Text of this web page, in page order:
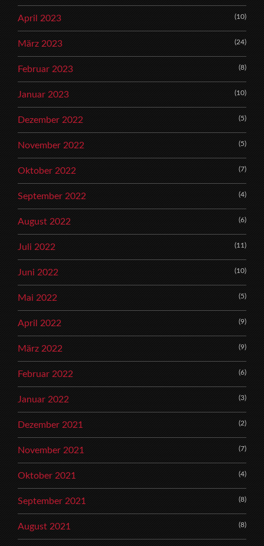
April 2023 (10)
März 2023 (24)
Februar 2023 (8)
Januar 2023 (10)
Dezember 2022 (5)
November 2022 (5)
Oktober 2022 (7)
September 2022 (4)
August 2022 (6)
Juli 2022 (11)
Juni 2022 (10)
Mai 2022 (5)
April 2022 (9)
März 2022 (9)
Februar 2022 (6)
Januar 2022 (3)
Dezember 2021 (2)
November 2021 (7)
Oktober 2021 (4)
September 2021 (8)
August 2021 (8)